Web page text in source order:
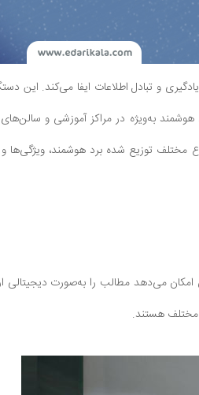
و تبادل اطلاعات ایفا می‌کند. این
هوشمند به‌ویژه در مراکز آموزشی و
مختلف توزیع شده برد هوشمند، ویژگی‌ها
می‌دهد مطالب را به‌صورت دیجیتالی
مختلف هستند.